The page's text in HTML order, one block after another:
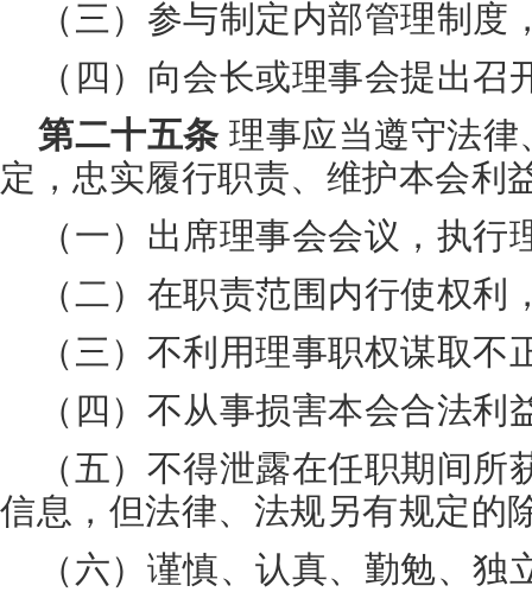
（三）参与制定内部管理制度
（四）向会长或理事会提出
第二十五条理事应当遵守法律
定，忠实履行职责、维护本会利
（一）出席理事会会议，执行
（二）在职责范围内行使权利
（三）不利用理事职权谋取不
（四）不从事损害本会合法利
（五）不得泄露在任职期间
信息，但法律、法规另有规定的
（六）谨慎、认真、勤勉、